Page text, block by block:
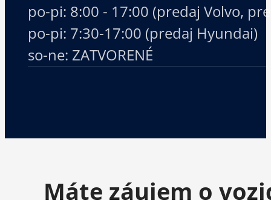
po-pi: 8:00 - 17:00 (predaj Volvo,
po-pi: 7:30-17:00 (predaj Hyundai)
so-ne: ZATVORENÉ
Máte záujem o